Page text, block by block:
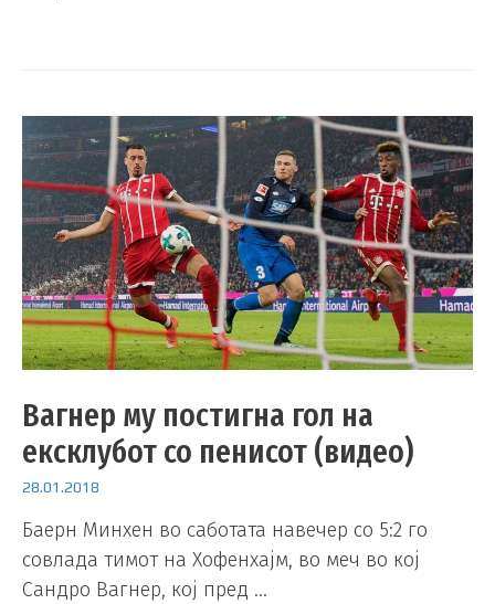
Вагнер му постигна гол на
ексклубот со пенисот (видео)
28.01.2018
Баерн Минхен во саботата навечер со 5:2 го
совлада тимот на Хофенхајм, во меч во кој
Сандро Вагнер, кој пред …